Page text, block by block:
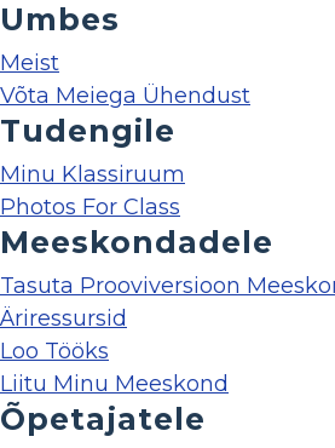
Umbes
Meist
Võta Meiega Ühendust
Tudengile
Minu Klassiruum
Photos For Class
Meeskondadele
Tasuta Prooviversioon
Äriressursid
Loo Tööks
Liitu Minu Meeskond
Õpetajatele